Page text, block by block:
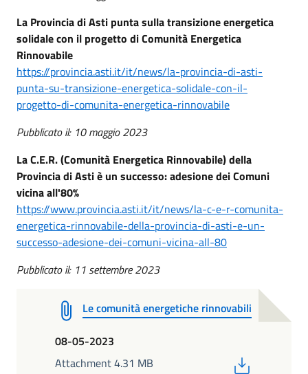
La Provincia di Asti punta sulla transizione energetica
solidale con il progetto di Comunità Energetica
Rinnovabile
https://provincia.asti.it/it/news/la-provincia-di-asti-
punta-su-transizione-energetica-solidale-con-il-
progetto-di-comunita-energetica-rinnovabile
Pubblicato il: 10 maggio 2023
La C.E.R. (Comunità Energetica Rinnovabile) della
Provincia di Asti è un successo: adesione dei Comuni
vicina all'80%
https://www.provincia.asti.it/it/news/la-c-e-r-comunita-
energetica-rinnovabile-della-provincia-di-asti-e-un-
successo-adesione-dei-comuni-vicina-all-80
Pubblicato il: 11 settembre 2023
Le comunità energetiche rinnovabili
08-05-2023
Attachment 4.31 MB